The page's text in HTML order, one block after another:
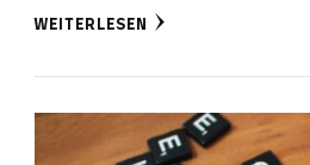
WEITERLESEN